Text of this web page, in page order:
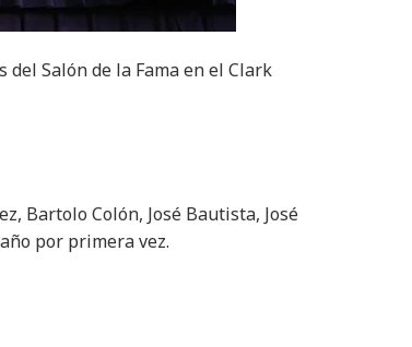
Salón de la Fama en el Clark
Bartolo Colón, José Bautista, José
por primera vez.